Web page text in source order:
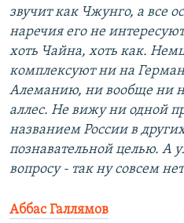
звучит как Чжунго, а все
наречия его не
хоть Чайна, хоть как.
комплексуют ни на
Алеманию, ни вообще ни
аллес. Не вижу ни одной
названием России в
познавательной целью. А
вопросу - так ну совсем
Аббас Галлямов